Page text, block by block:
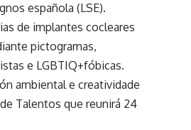
española (LSE).
de implantes cocleares
pictogramas,
e LGBTIQ+fóbicas.
ambiental e creatividade
Talentos que reunirá 24